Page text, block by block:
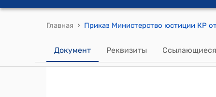
Главная ›
Документ Реквизиты